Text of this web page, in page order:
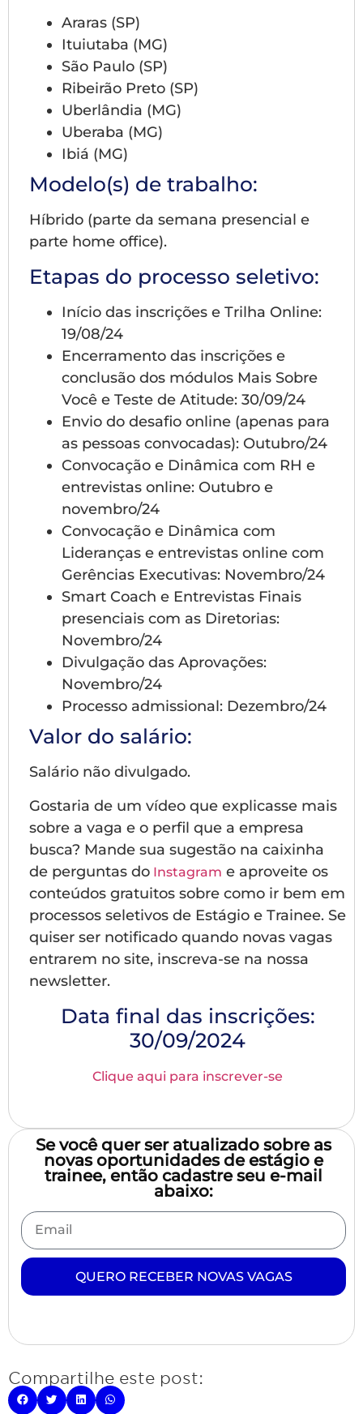
Araras (SP)
Ituiutaba (MG)
São Paulo (SP)
Ribeirão Preto (SP)
Uberlândia (MG)
Uberaba (MG)
Ibiá (MG)
Modelo(s) de trabalho:
Híbrido (parte da semana presencial e
parte home office).
Etapas do processo seletivo:
Início das inscrições e Trilha Online:
19/08/24
Encerramento das inscrições e
conclusão dos módulos Mais Sobre
Você e Teste de Atitude: 30/09/24
Envio do desafio online (apenas para
as pessoas convocadas): Outubro/24
Convocação e Dinâmica com RH e
entrevistas online: Outubro e
novembro/24
Convocação e Dinâmica com
Lideranças e entrevistas online com
Gerências Executivas: Novembro/24
Smart Coach e Entrevistas Finais
presenciais com as Diretorias:
Novembro/24
Divulgação das Aprovações:
Novembro/24
Processo admissional: Dezembro/24
Valor do salário:
Salário não divulgado.
Gostaria de um vídeo que explicasse mais
sobre a vaga e o perfil que a empresa
busca? Mande sua sugestão na caixinha
de perguntas do Instagram e aproveite os
conteúdos gratuitos sobre como ir bem em
processos seletivos de Estágio e Trainee. Se
quiser ser notificado quando novas vagas
entrarem no site, inscreva-se na nossa
newsletter.
Data final das inscrições:
30/09/2024
Clique aqui para inscrever-se
Se você quer ser atualizado sobre as
novas oportunidades de estágio e
trainee, então cadastre seu e-mail
abaixo:
QUERO RECEBER NOVAS VAGAS
Compartilhe este post: